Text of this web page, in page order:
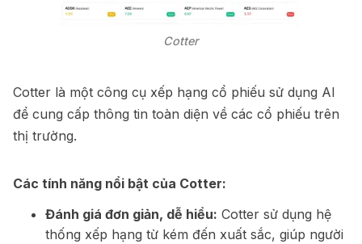
Cotter
Cotter là một công cụ xếp hạng cổ phiếu sử dụng AI
để cung cấp thông tin toàn diện về các cổ phiếu trên
thị trường.
Các tính năng nổi bật của Cotter:
Đánh giá đơn giản, dễ hiểu: Cotter sử dụng hệ
thống xếp hạng từ kém đến xuất sắc, giúp người